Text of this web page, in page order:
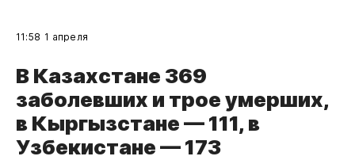
11:58 1 апреля
В Казахстане 369
заболевших и трое умерших,
в Кыргызстане — 111, в
Узбекистане — 173